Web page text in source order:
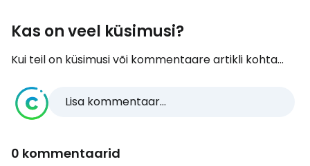
Kas on veel küsimusi?
Kui teil on küsimusi või kommentaare artikli kohta...
Lisa kommentaar...
0 kommentaarid